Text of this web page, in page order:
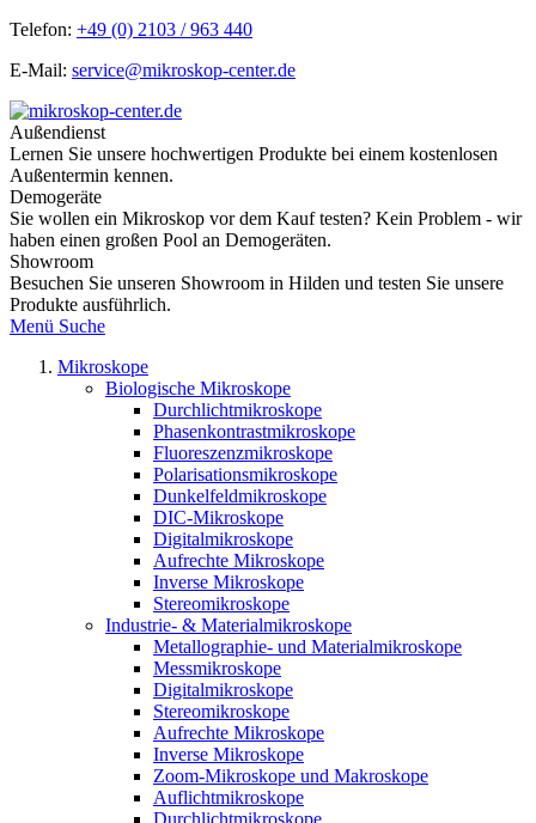
Telefon: +49 (0) 2103 / 963 440
E-Mail: service@mikroskop-center.de
Außendienst
Lernen Sie unsere hochwertigen Produkte bei einem kostenlosen
Außentermin kennen.
Demogeräte
Sie wollen ein Mikroskop vor dem Kauf testen? Kein Problem - wir
haben einen großen Pool an Demogeräten.
Showroom
Besuchen Sie unseren Showroom in Hilden und testen Sie unsere
Produkte ausführlich.
Menü Suche
Mikroskope
Biologische Mikroskope
Durchlichtmikroskope
Phasenkontrastmikroskope
Fluoreszenzmikroskope
Polarisationsmikroskope
Dunkelfeldmikroskope
DIC-Mikroskope
Digitalmikroskope
Aufrechte Mikroskope
Inverse Mikroskope
Stereomikroskope
Industrie- & Materialmikroskope
Metallographie- und Materialmikroskope
Messmikroskope
Digitalmikroskope
Stereomikroskope
Aufrechte Mikroskope
Inverse Mikroskope
Zoom-Mikroskope und Makroskope
Auflichtmikroskope
Durchlichtmikroskope